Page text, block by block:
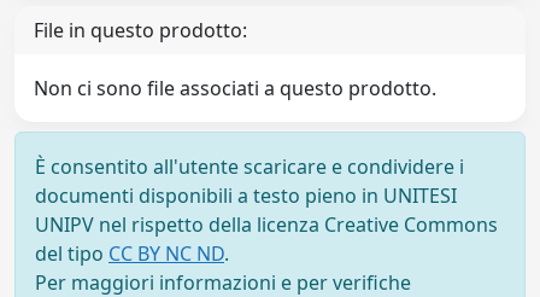
File in questo prodotto:
Non ci sono file associati a questo prodotto.
È consentito all'utente scaricare e condividere i
documenti disponibili a testo pieno in UNITESI
UNIPV nel rispetto della licenza Creative Commons
del tipo CC BY NC ND.
Per maggiori informazioni e per verifiche